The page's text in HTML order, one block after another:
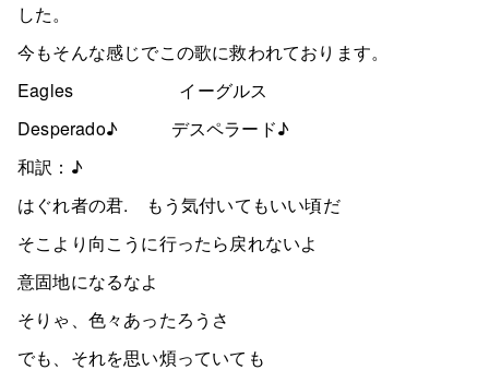
した。
今もそんな感じでこの歌に救われております。
Eagles イーグルス
Desperado♪ デスペラード♪
和訳：♪
はぐれ者の君. もう気付いてもいい頃だ
そこより向こうに行ったら戻れないよ
意固地になるなよ
そりゃ、色々あったろうさ
でも、それを思い煩っていても